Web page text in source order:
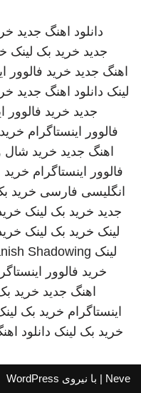
دانلود اهنگ جدید
جدید خرید بک لینک
اهنگ جدید خرید فالوور
لینک دانلود اهنگ جدید
جدید خرید فالوور
فالوور اینستاگرام
اهنگ جدید خرید
فالوور اینستاگرام خرید
انگلیسی فارسی خرید
جدید خرید بک لینک
لینک خرید بک لینک
لینک Shadowing
خرید فالوور
اهنگ جدید خرید
اینستاگرام خرید بک
خرید بک لینک دانلود
Neve | با نیروی WordPress